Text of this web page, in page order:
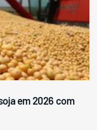
em 2026 com